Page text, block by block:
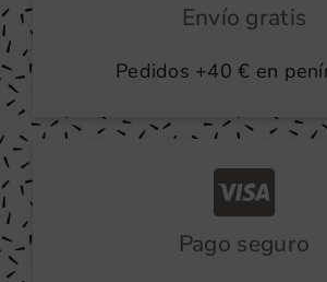
Envío gratis
Pedidos +40 € en
Pago seguro